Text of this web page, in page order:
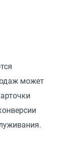
может